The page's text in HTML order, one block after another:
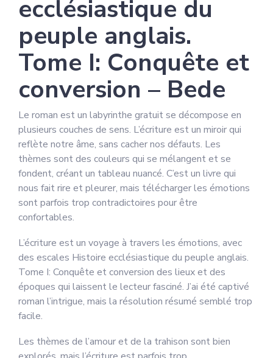
ecclésiastique du
peuple anglais.
Tome I: Conquête et
conversion – Bede
Le roman est un labyrinthe gratuit se décompose en
plusieurs couches de sens. L’écriture est un miroir qui
reflète notre âme, sans cacher nos défauts. Les
thèmes sont des couleurs qui se mélangent et se
fondent, créant un tableau nuancé. C’est un livre qui
nous fait rire et pleurer, mais télécharger les émotions
sont parfois trop contradictoires pour être
confortables.
L’écriture est un voyage à travers les émotions, avec
des escales Histoire ecclésiastique du peuple anglais.
Tome I: Conquête et conversion des lieux et des
époques qui laissent le lecteur fasciné. J’ai été captivé
roman l’intrigue, mais la résolution résumé semblé trop
facile.
Les thèmes de l’amour et de la trahison sont bien